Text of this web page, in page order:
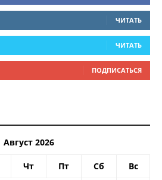
ЧИТАТЬ
ЧИТАТЬ
ПОДПИСАТЬСЯ
Август 2026
Чт Пт Сб Вс